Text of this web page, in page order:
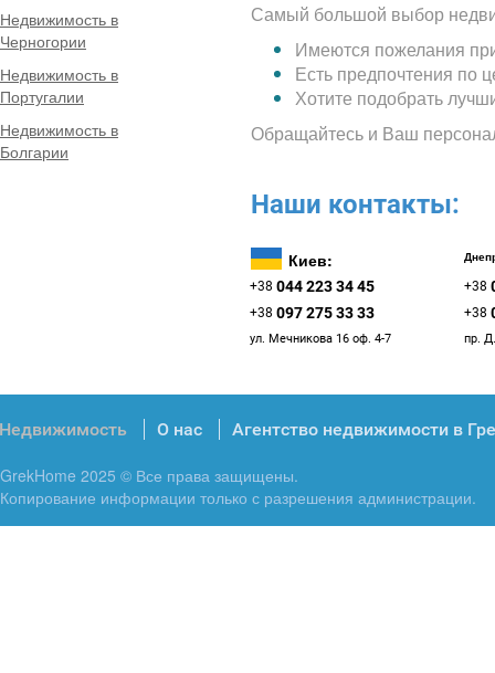
Недвижимость в
Черногории
Недвижимость в
Португалии
Недвижимость в
Болгарии
Самый большой выбор
Имеются пожелания
Есть предпочтения по
Хотите подобрать
Обращайтесь и Ваш
Наши контакты:
Киев:
+38 044 223 34 45 +38
+38 097 275 33 33 +38
ул. Мечникова 16 оф. 4-7 пр.
Недвижимость О нас Агентство недвижимости в
GrekHome 2025 © Все права защищены.
Копирование информации только с разрешения администрации.